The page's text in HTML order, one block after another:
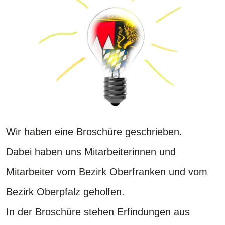
Wir haben eine Broschüre geschrieben.
Dabei haben uns Mitarbeiterinnen und
Mitarbeiter vom Bezirk Oberfranken und vom
Bezirk Oberpfalz geholfen.
In der Broschüre stehen Erfindungen aus